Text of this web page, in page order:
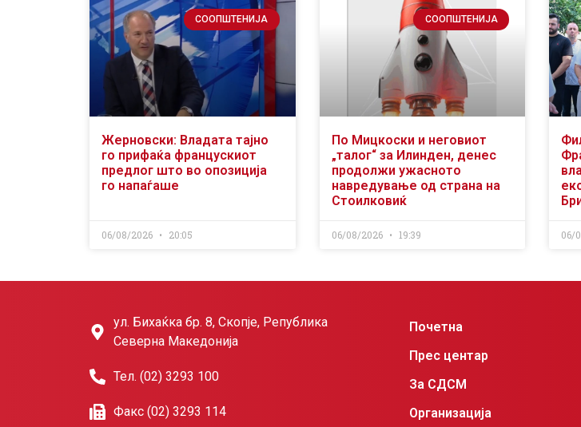
СООПШТЕНИЈА
Жерновски: Владата тајно
го прифаќа францускиот
предлог што во опозиција
го напаѓаше
06/08/2026 20:05
СООПШТЕНИЈА
По Мицкоски и неговиот
„талог“ за Илинден, денес
продолжи ужасното
навредување од страна на
Стоилковиќ
06/08/2026 19:39 06/
ул. Бихаќка бр. 8, Скопје, Република
Северна Македонија
Тел. (02) 3293 100
Факс (02) 3293 114
Почетна
Прес центар
За СДСМ
Организација